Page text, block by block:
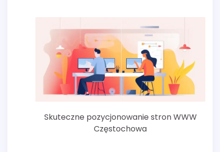
Skuteczne pozycjonowanie stron WWW
Częstochowa